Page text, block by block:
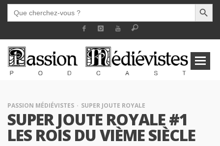
SEARCH
FOR:
SEARCH
PASSION MÉDIÉVISTES SUPER JOUTE ROYALE
SUPER JOUTE ROYALE #1
LES ROIS DU VIÈME SIÈCLE